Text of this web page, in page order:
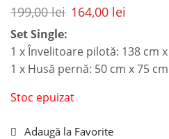
199,00lei 164,00 lei
Set Single:
1 x Învelitoare pilotă: 138 cm
1 x Husă pernă: 50 cm x 75 cm
Stoc epuizat
Adaugă la Favorite